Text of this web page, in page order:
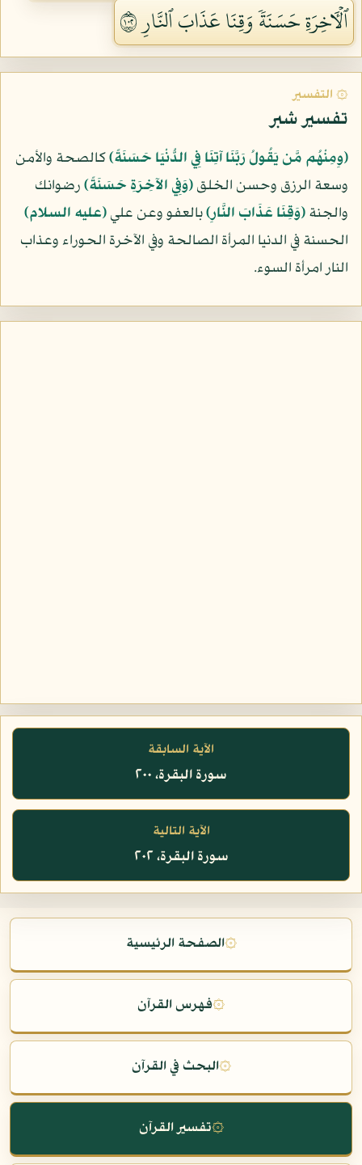
ٱلۡأٓخِرَةِ حَسَنَةٗ وَقِنَا عَذَابَ ٱلنَّارِ ٢٠١
۞ التفسير
تفسير شبر
﴿وِمِنْهُم مَّن يَقُولُ رَبَّنَا آتِنَا فِي الدُّنْيَا حَسَنَةً﴾كالصحة والأمن
وسعة الرزق وحسن الخلق﴿وَفِي الآخِرَةِ حَسَنَةً﴾رضوانك
والجنة﴿وَقِنَا عَذَابَ النَّارِ﴾بالعفو وعن علي(عليه السلام)
الحسنة في الدنيا المرأة الصالحة وفي الآخرة الحوراء وعذاب
النار امرأة السوء.
الآية السابقة
سورة البقرة، ٢٠٠
الآية التالية
سورة البقرة، ٢٠٢
۞الصفحة الرئيسية
۞فهرس القرآن
۞البحث في القرآن
۞تفسير القرآن